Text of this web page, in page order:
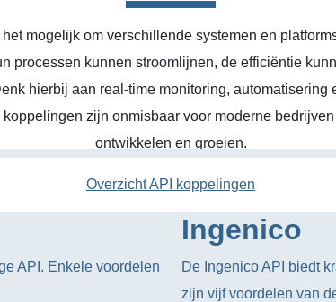
mogelijk om verschillende systemen en
processen kunnen stroomlijnen, de efficiëntie
hierbij aan real-time monitoring, automatisering
koppelingen zijn onmisbaar voor moderne
ontwikkelen en groeien.
Overzicht API koppelingen
API. Enkele voordelen
Ingenico
De Ingenico API biedt
zijn vijf voordelen van